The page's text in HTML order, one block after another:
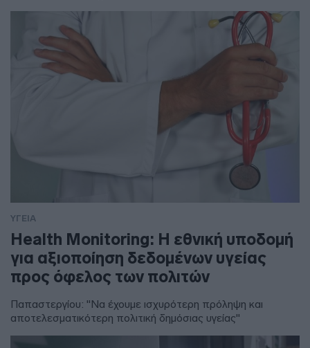
ΥΓΕΙΑ
Health Monitoring: Η εθνική υποδομή
για αξιοποίηση δεδομένων υγείας
προς όφελος των πολιτών
Παπαστεργίου: "Να έχουμε ισχυρότερη πρόληψη και
αποτελεσματικότερη πολιτική δημόσιας υγείας"